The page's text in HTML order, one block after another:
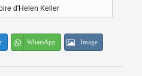
d'Helen Keller
WhatsApp Image